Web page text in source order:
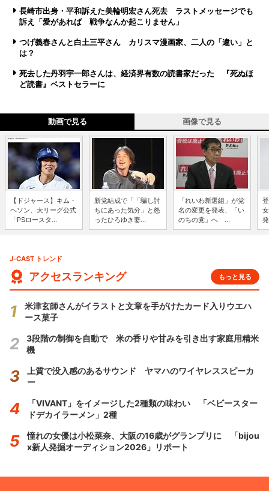
長崎市出身・平和訴えた美輪明宏さん死去 ラストメッセージでも
訴え「愛があれば 戦争なんか起こりません」
つげ義春さんと白土三平さん カリスマ漫画家、二人の「違い」と
は？
死去した丹羽宇一郎さんは、経済界有数の読書家だった 『死ぬほ
ど読書』ベストセラーに
動画で見る 画像で見る
【ドジャース】キム・
ヘソン、大リーグ公式
「PSロースタ...
新党結成で「「騙し討
ちにあった気分」と怒
ったひろゆき妻...
「れいわ新選組」が党
名の変更を発表、「い
のちの党」へ ...
J-CAST トレンド
アクセスランキング もっと見る
米津玄師さんがイラストと文章を手がけたカード入りウエハ
ース菓子
3段階の制御を自動で 米の香りや甘みを引き出す家庭用精米
機
上質で没入感のあるサウンド ヤマハのワイヤレススピーカ
ー
「VIVANT」をイメージした2種類の味わい 「ベビースター
ドデカイラーメン」2種
憧れの女優は小松菜奈、大阪の16歳がグランプリに 「bijou
x新人発掘オーディション2026」リポート